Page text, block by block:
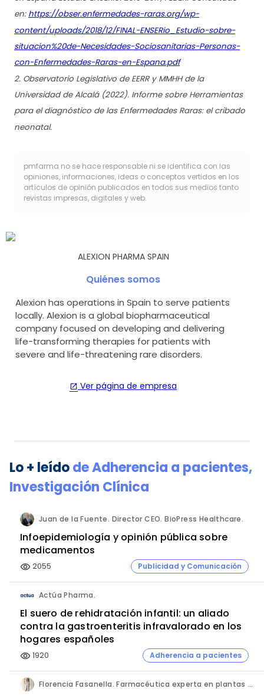
en: https://obser.enfermedades-raras.org/wp-
content/uploads/2018/12/FINAL-ENSERio_Estudio-sobre-
situacion%20de-Necesidades-Sociosanitarias-Personas-
con-Enfermedades-Raras-en-Espana.pdf
2. Observatorio Legislativo de EERR y MMHH de la
Universidad de Alcalá (2022). Informe sobre Herramientas
para el diagnóstico de las Enfermedades Raras: el cribado
neonatal.
pmfarma no se hace responsable ni se identifica con las
opiniones, informaciones, ideas o conceptos vertidos en los
artículos de opinión publicados en todos sus medios tanto
revistas impresas, digitales y web.
ALEXION PHARMA SPAIN
Quiénes somos
Alexion has operations in Spain to serve patients
locally. Alexion is a global biopharmaceutical
company focused on developing and delivering
life-transforming therapies for patients with
severe and life-threatening rare disorders.
open_in_new Ver página de empresa
Lo + leídodeAdherencia a pacientes,
Investigación Clínica
Juan de la Fuente. Director CEO. BioPress Healthcare.
Infoepidemiología y opinión pública sobre
medicamentos
visibility 2055 Publicidad y Comunicación
Actúa Pharma.
El suero de rehidratación infantil: un aliado
contra la gastroenteritis infravalorado en los
hogares españoles
visibility 1920 Adherencia a pacientes
Florencia Fasanella. Farmacéutica experta en plantas medicinales.